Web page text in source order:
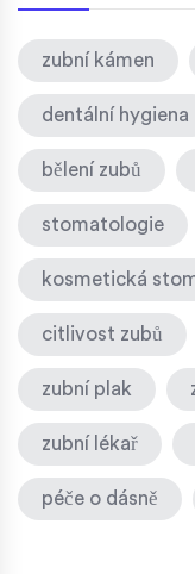
zubní kámen
dentální hygiena
bělení zubů
stomatologie
kosmetická
citlivost zubů
zubní plak
zubní lékař
péče o dásně